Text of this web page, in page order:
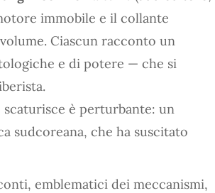
immobile e il collante
Ciascun racconto un
e di potere — che si
scaturisce è perturbante: un
sudcoreana, che ha suscitato
emblematici dei meccanismi,